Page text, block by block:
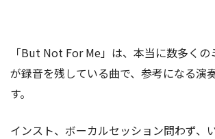
https://youtu.be/2Nt62hRVQ_4
「But Not For Me」は、本当に数多くの
が録音を残している曲で、参考になる演
す。
インスト、ボーカルセッション問わず、